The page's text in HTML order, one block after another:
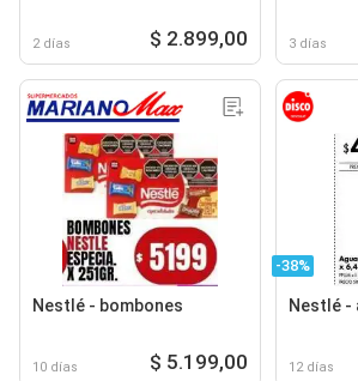
2 días $ 2.899,00 3 días
Nestlé - bombones
10 días $ 5.199,00
-38%
Nestlé -
12 días